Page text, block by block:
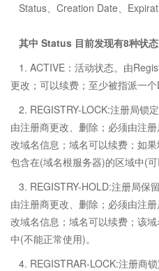
Status、Creation Date、
其中 Status 目前发现有8种状态
1. ACTIVE：活动状态。由
更改；可以续费；至少被指派一个
2. REGISTRY-LOCK:注册局锁
由注册商更改、删除；必须由注
改域名信息；域名可以续费；如
包含在(域名根服务器)的区域中(可
3. REGISTRY-HOLD:注册局保
由注册商更改、删除；必须由注
改域名信息；域名可以续费；该
中(不能正常使用)。
4. REGISTRAR-LOCK:注册商